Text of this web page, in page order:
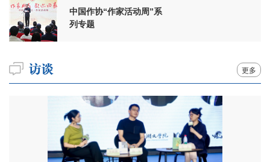
中国作协“作家活动周”系
列专题
更多